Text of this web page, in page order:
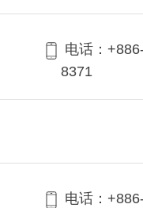
电话：
8371
电话：